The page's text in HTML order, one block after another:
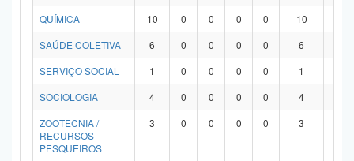
QUÍMICA
10 0 0 0 0 10
SAÚDE COLETIVA
6 0 0 0 0 6
SERVIÇO SOCIAL
1 0 0 0 0 1
SOCIOLOGIA
4 0 0 0 0 4
ZOOTECNIA /
RECURSOS
PESQUEIROS
3 0 0 0 0 3